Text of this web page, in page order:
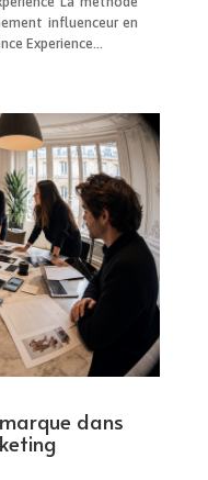
influenceur en
Experience...
dans